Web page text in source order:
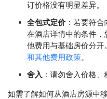
订价格没有明显差异。
全包式定价：若要符合
在酒店详情中的条件
他费用与基础房价分
和其他费用政策。
舍入 ：请勿舍入价格、
如需了解如何从酒店房源中